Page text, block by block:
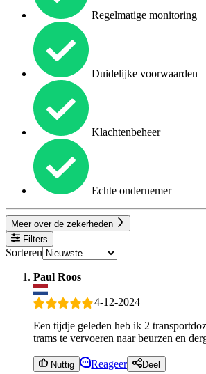
Regelmatige monitoring
Duidelijke voorwaarden
Klachtenbeheer
Echte ondernemer
Meer over de zekerheden
Filters
Sorteren
Paul Roos
4-12-2024
Een tijdje geleden heb ik 2
trams te vervoeren naar beurzen en
Nuttig Reageer Deel